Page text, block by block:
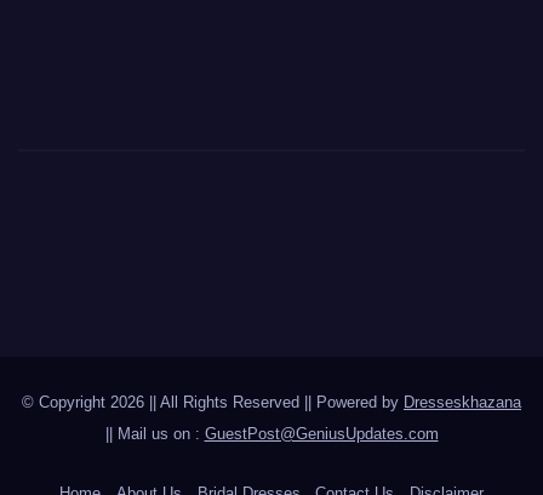
© Copyright 2026 || All Rights Reserved || Powered by Dresseskhazana
|| Mail us on : GuestPost@GeniusUpdates.com